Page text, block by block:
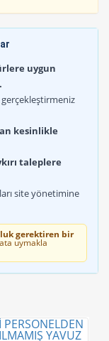
uygun
gerçekleştirmeniz
kesinlikle
taleplere
site yönetimine
gerektiren bir
uymakla